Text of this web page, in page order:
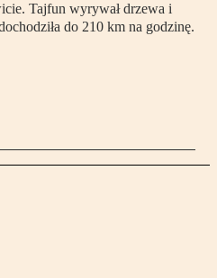
Tajfun wyrywał drzewa i
do 210 km na godzinę.